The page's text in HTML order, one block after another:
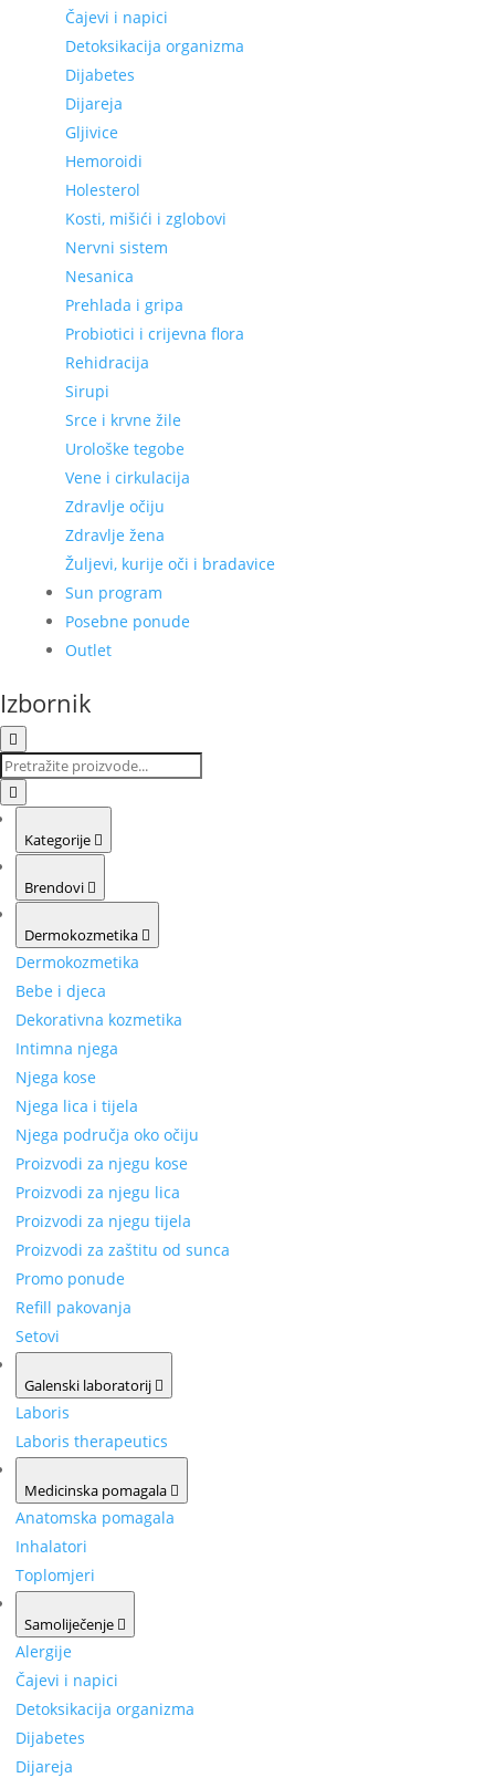
Čajevi i napici
Detoksikacija organizma
Dijabetes
Dijareja
Gljivice
Hemoroidi
Holesterol
Kosti, mišići i zglobovi
Nervni sistem
Nesanica
Prehlada i gripa
Probiotici i crijevna flora
Rehidracija
Sirupi
Srce i krvne žile
Urološke tegobe
Vene i cirkulacija
Zdravlje očiju
Zdravlje žena
Žuljevi, kurije oči i bradavice
Sun program
Posebne ponude
Outlet
Izbornik
Kategorije
Brendovi
Dermokozmetika
Dermokozmetika
Bebe i djeca
Dekorativna kozmetika
Intimna njega
Njega kose
Njega lica i tijela
Njega područja oko očiju
Proizvodi za njegu kose
Proizvodi za njegu lica
Proizvodi za njegu tijela
Proizvodi za zaštitu od sunca
Promo ponude
Refill pakovanja
Setovi
Galenski laboratorij
Laboris
Laboris therapeutics
Medicinska pomagala
Anatomska pomagala
Inhalatori
Toplomjeri
Samoliječenje
Alergije
Čajevi i napici
Detoksikacija organizma
Dijabetes
Dijareja